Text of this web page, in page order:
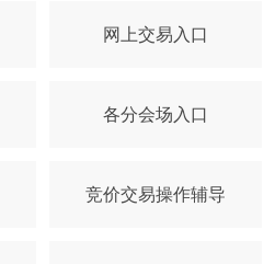
网上交易入口
各分会场入口
竞价交易操作辅导